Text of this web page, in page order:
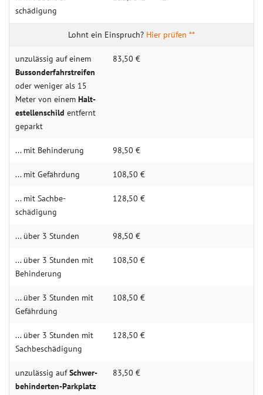
schädigung
Hier prüfen **
unzulässig auf einem
Bus­sonder­fahr­streifen
oder weniger als 15
Meter von einem Halt­
estellenschild entfernt
geparkt
83,50 €
... mit Behin­derung 98,50 €
... mit Gefähr­dung 108,50 €
... mit Sachbe­
schädigung
128,50 €
... über 3 Stun­den 98,50 €
... über 3 Stunden mit
Behin­­derung
108,50 €
... über 3 Stunden mit
Gefähr­dung
108,50 €
... über 3 Stunden mit
Sachbe­schädigung
128,50 €
unzulässig aufSchwer­­
be­hinder­­ten-Park­­platz
83,50 €